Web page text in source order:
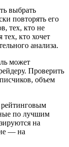
выбрать
повторять его
тех, кто не
тех, кто хочет
анализа.
может
Проверить
объем
рейтинговым
по лучшим
на
— на